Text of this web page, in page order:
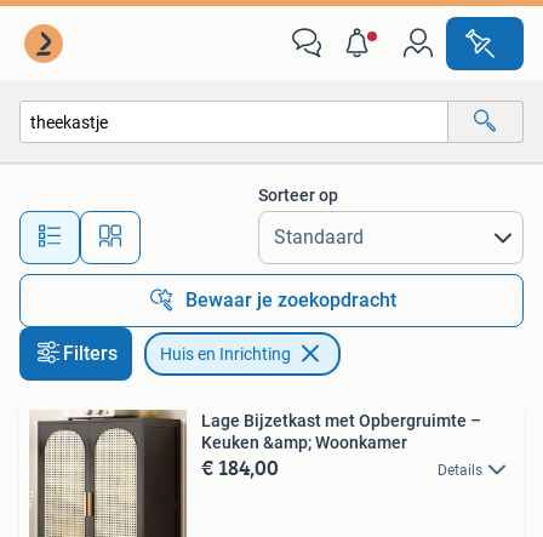
Alle afstanden…
Sorteer op
Bewaar je zoekopdracht
Filters Huis en Inrichting
Lage Bijzetkast met Opbergruimte –
Keuken &amp; Woonkamer
€ 184,00 Details